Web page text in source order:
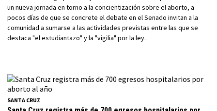
un nueva jornada en torno a la concientización sobre el aborto, a
pocos días de que se concrete el debate en el Senado invitan a la
comunidad a sumarse a las actividades previstas entre las que se
destaca "el estudiantazo" y la "vigilia" por la ley.
SANTA CRUZ